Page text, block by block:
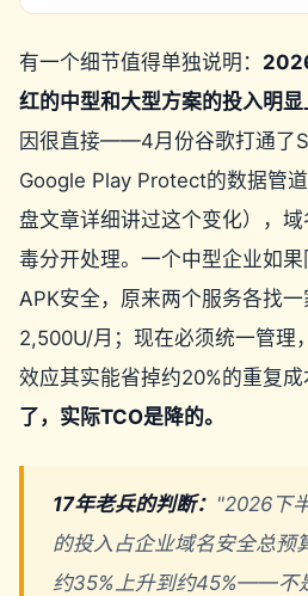
有一个细节值得单独说明：
红的中型和大型方案的投入明显
因很直接——4月份谷歌打通了
Google Play Protect的数据管
盘文章详细讲过这个变化），
毒分开处理。一个中型企业如
APK安全，原来两个服务各找
2,500U/月；现在必须统一管理
效应其实能省掉约20%的重复
了，实际TCO是降的。
17年老兵的判断： "2026下
的投入占企业域名安全总预
约35%上升到约45%——不